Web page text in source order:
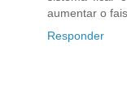
aumentar o
Responder